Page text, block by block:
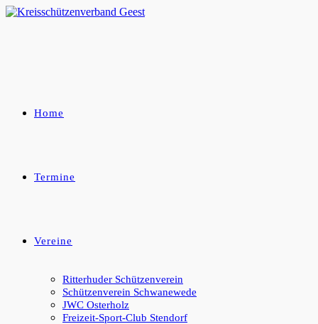
Zum
Home
Termine
Vereine
Ritterhuder Schützenverein
Schützenverein Schwanewede
JWC Osterholz
Freizeit-Sport-Club Stendorf